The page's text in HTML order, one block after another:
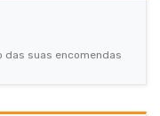
das suas encomendas